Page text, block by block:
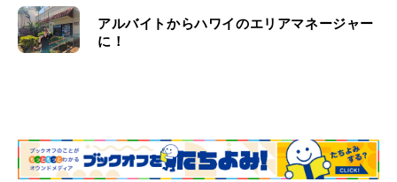
アルバイトからハワイのエリアマネージャー
に！